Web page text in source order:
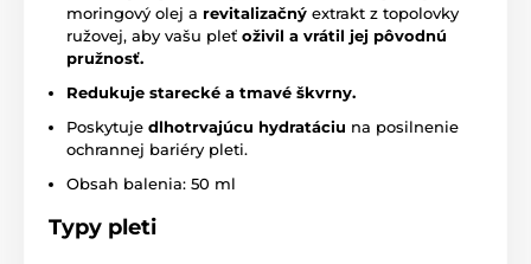
moringový olej a revitalizačný extrakt z topolovky
ružovej, aby vašu pleť oživil a vrátil jej pôvodnú
pružnosť.
Redukuje starecké a tmavé škvrny.
Poskytuje dlhotrvajúcu hydratáciu na posilnenie
ochrannej bariéry pleti.
Obsah balenia: 50 ml
Typy pleti